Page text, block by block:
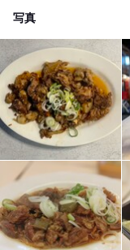
写真